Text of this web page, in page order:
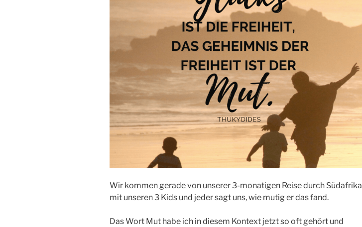
Wir kommen gerade von unserer 3-monatigen Reise durch Südafrika
mit unseren 3 Kids und jeder sagt uns, wie mutig er das fand.
Das Wort Mut habe ich in diesem Kontext jetzt so oft gehört und